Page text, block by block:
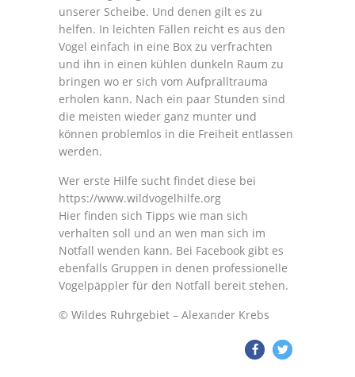
unserer Scheibe. Und denen gilt es zu
helfen. In leichten Fällen reicht es aus den
Vogel einfach in eine Box zu verfrachten
und ihn in einen kühlen dunkeln Raum zu
bringen wo er sich vom Aufpralltrauma
erholen kann. Nach ein paar Stunden sind
die meisten wieder ganz munter und
können problemlos in die Freiheit entlassen
werden.
Wer erste Hilfe sucht findet diese bei
https://www.wildvogelhilfe.org
Hier finden sich Tipps wie man sich
verhalten soll und an wen man sich im
Notfall wenden kann. Bei Facebook gibt es
ebenfalls Gruppen in denen professionelle
Vogelpäppler für den Notfall bereit stehen.
© Wildes Ruhrgebiet – Alexander Krebs